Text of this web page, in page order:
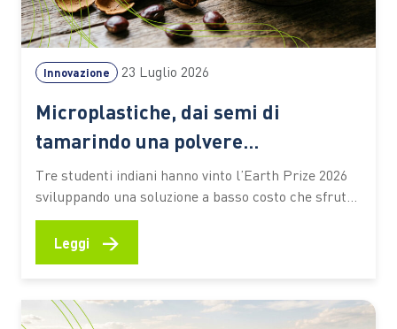
Innovazione 23 Luglio 2026
Microplastiche, dai semi di
tamarindo una polvere
biodegradabile che depura l’acqua
senza elettricità
Tre studenti indiani hanno vinto l’Earth Prize 2026
sviluppando una soluzione a basso costo che sfrutta
materiali naturali e particelle magnetiche per
catturare gli inquinanti. Un’idea che potrebbe
tamarindo, una polvere biodegradabile e un
sistema…
Leggi →